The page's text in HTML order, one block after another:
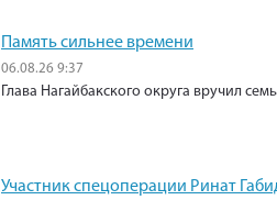
Память сильнее времени
06.08.26 9:37
Глава Нагайбакского округа вручил
Участник спецоперации Ринат